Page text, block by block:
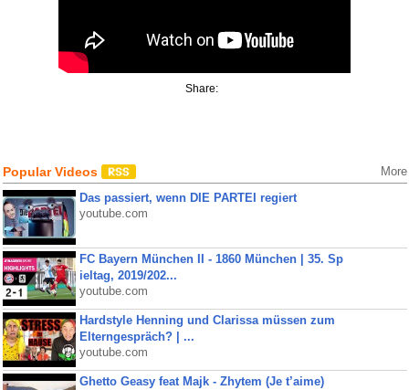
Share:
Popular Videos More
Das passiert, wenn DIE PARTEI regiert
youtube.com
FC Bayern München II - 1860 München | 35. Sp
ieltag, 2019/202...
youtube.com
Hardstyle Henning und Clarissa müssen zum
Elterngespräch? | ...
youtube.com
Ghetto Geasy feat Majk - Zhytem (Je t’aime)